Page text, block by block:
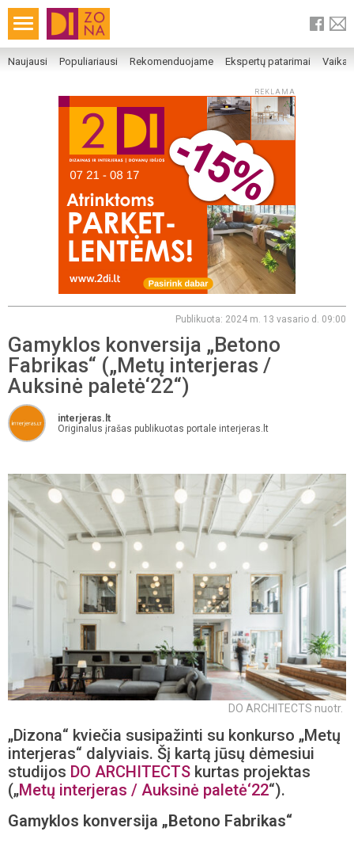
Naujausi Populiariausi Rekomenduojame Ekspertų patarimai
REKLAMA
Publikuota: 2024 m. 13 vasario d. 09:00
Gamyklos konversija „Betono
Fabrikas“ („Metų interjeras /
Auksinė paletė‘22“)
interjeras.lt
Originalus įrašas publikuotas portale interjeras.lt
DO ARCHITECTS nuotr.
„Dizona“ kviečia susipažinti su konkurso „Metų
interjeras“ dalyviais. Šį kartą jūsų dėmesiui
studijos DO ARCHITECTS kurtas projektas
(„Metų interjeras / Auksinė paletė‘22“).
Gamyklos konversija „Betono Fabrikas“